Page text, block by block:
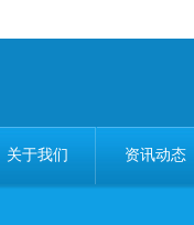
关于我们 资讯动态